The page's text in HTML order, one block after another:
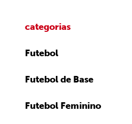
categorias
Futebol
Futebol de Base
Futebol Feminino